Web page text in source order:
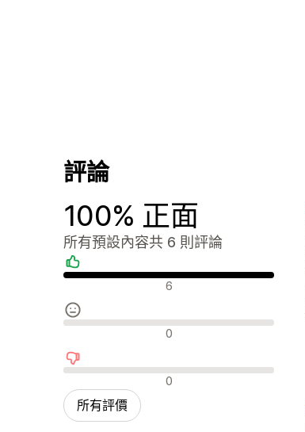
評論
100% 正面
所有預設內容共 6 則評論
正面評論 6
中立評論 0
負面評論 0
所有評價